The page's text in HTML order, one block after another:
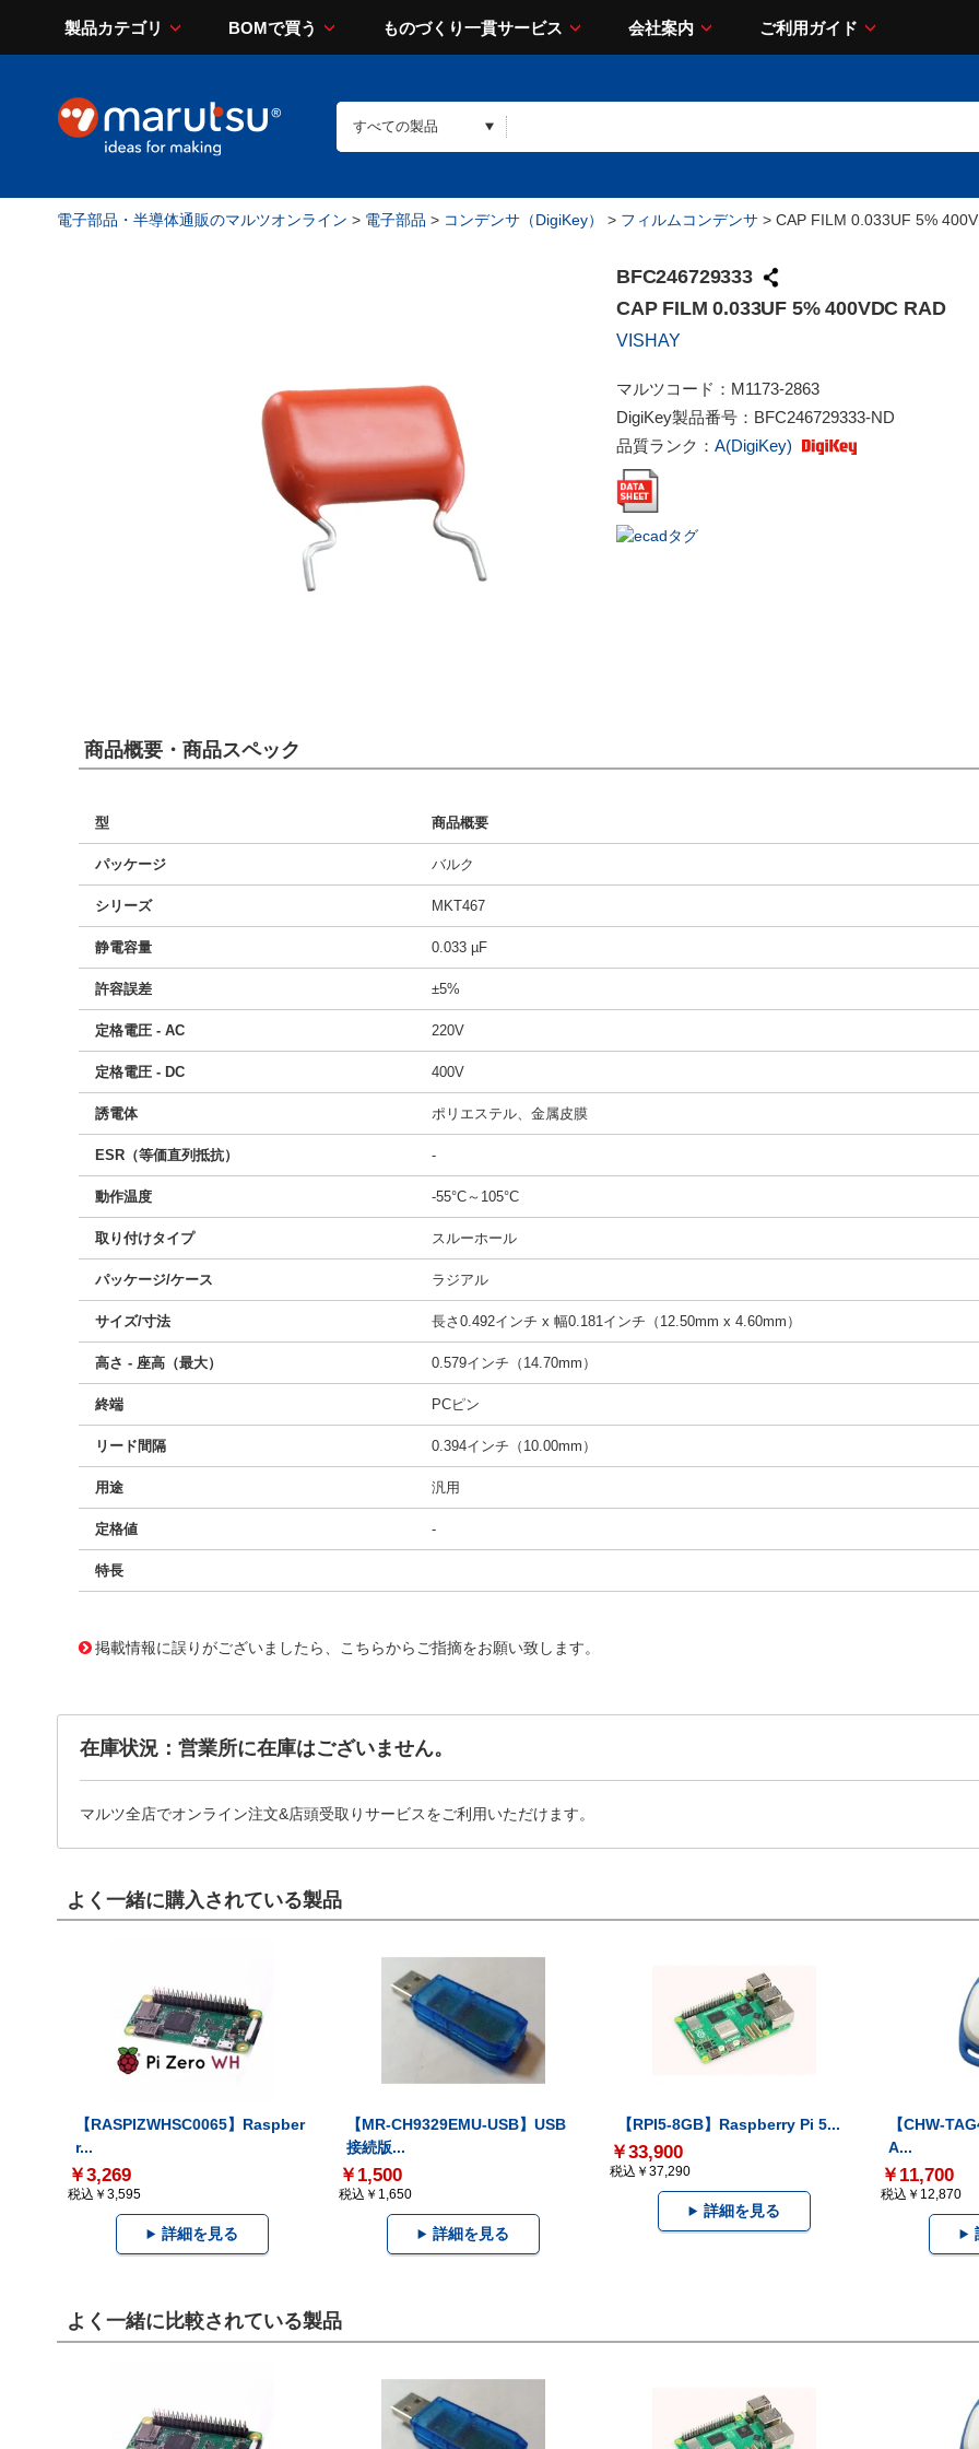
製品カテゴリ BOMで買う ものづくり一貫サービス 会社案内 ご利用ガイド
電子部品・半導体通販のマルツオンライン > 電子部品 > コンデンサ（DigiKey） > フィルムコンデンサ > CAP FILM 0.033UF 5%
BFC246729333
CAP FILM 0.033UF 5% 400VDC RAD
VISHAY
マルツコード： M1173-2863
DigiKey製品番号： BFC246729333-ND
品質ランク： A(DigiKey)
商品概要・商品スペック
型 商品概要
パッケージ バルク
シリーズ MKT467
静電容量 0.033 µF
許容誤差 ±5%
定格電圧 - AC 220V
定格電圧 - DC 400V
誘電体 ポリエステル、金属皮膜
ESR（等価直列抵抗） -
動作温度 -55°C～105°C
取り付けタイプ スルーホール
パッケージ/ケース ラジアル
サイズ/寸法 長さ0.492インチ x 幅0.181インチ（12.50mm x 4.60mm）
高さ - 座高（最大） 0.579インチ（14.70mm）
終端 PCピン
リード間隔 0.394インチ（10.00mm）
用途 汎用
定格値 -
特長
掲載情報に誤りがございましたら、こちらからご指摘をお願い致します。
在庫状況：営業所に在庫はございません。
マルツ全店でオンライン注文&店頭受取りサービスをご利用いただけます。
よく一緒に購入されている製品
【RASPIZWHSC0065】Raspber
r...
￥3,269
税込￥3,595
詳細を見る
【MR-CH9329EMU-USB】USB
接続版...
￥1,500
税込￥1,650
詳細を見る
【RPI5-8GB】Raspberry Pi 5...
￥33,900
税込￥37,290
詳細を見る
【CHW-
A...
￥11,700
税込￥12,870
よく一緒に比較されている製品